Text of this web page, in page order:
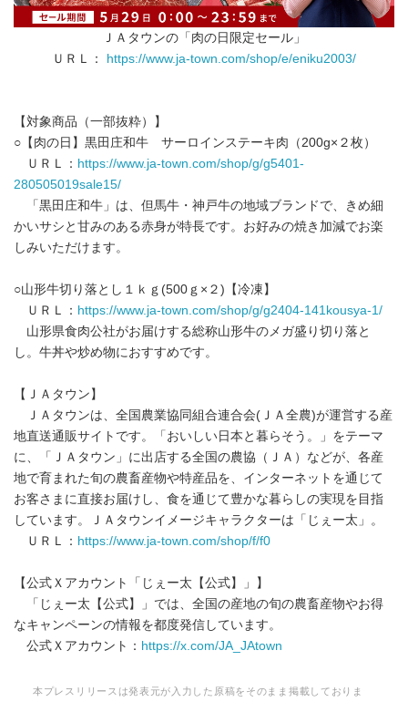
ＪＡタウンの「肉の日限定セール」
ＵＲＬ：
https://www.ja-town.com/shop/e/eniku2003/
【対象商品（一部抜粋）】
○【肉の日】黒田庄和牛 サーロインステーキ肉（200g×２枚）
ＵＲＬ： https://www.ja-town.com/shop/g/g5401-
280505019sale15/
「黒田庄和牛」は、但馬牛・神戸牛の地域ブランドで、きめ細
かいサシと甘みのある赤身が特長です。お好みの焼き加減でお楽
しみいただけます。
○山形牛切り落とし１ｋｇ(500ｇ×２)【冷凍】
ＵＲＬ： https://www.ja-town.com/shop/g/g2404-141kousya-1/
山形県食肉公社がお届けする総称山形牛のメガ盛り切り落と
し。牛丼や炒め物におすすめです。
【ＪＡタウン】
ＪＡタウンは、全国農業協同組合連合会(ＪＡ全農)が運営する産
地直送通販サイトです。「おいしい日本と暮らそう。」をテーマ
に、「ＪＡタウン」に出店する全国の農協（ＪＡ）などが、各産
地で育まれた旬の農畜産物や特産品を、インターネットを通じて
お客さまに直接お届けし、食を通じて豊かな暮らしの実現を目指
しています。ＪＡタウンイメージキャラクターは「じぇー太」。
ＵＲＬ： https://www.ja-town.com/shop/f/f0
【公式Ｘアカウント「じぇー太【公式】」】
「じぇー太【公式】」では、全国の産地の旬の農畜産物やお得
なキャンペーンの情報を都度発信しています。
公式Ｘアカウント： https://x.com/JA_JAtown
本プレスリリースは発表元が入力した原稿をそのまま掲載しておりま